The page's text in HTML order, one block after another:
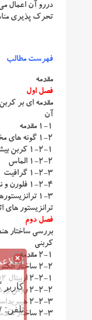
دررو آن اعمال
تحرک پذیری
فهرست مطالب
مقدمه
فصل اول
مقدمه ای بر
آن
1-1 مقدمه
1-2 گونه های مختلف کربن در طبیعت
1-2-1 کربن بیشکل
1-2-2 الماس
1-2-3 گرافیت
1-2-4 فلورن و نانو لوله های کربنی
1-3
ترانزیستور های
فصل دوم
بررسی ساختار
کربنی
2-1 مقدمه
2-2 ساختار الکترونی کربن
2-2-1 اربیتال p2 کربن
2-2-2 روش وردشی
2-2-3 هیبریداسون اربیتالهای کربن
2-3 ساختار هندسی گرافیت و نانولوله ی کربنی
تلفن: ۰۹۱۴۷۵۰۳۳۱۷ (تلگرام یا تماس)